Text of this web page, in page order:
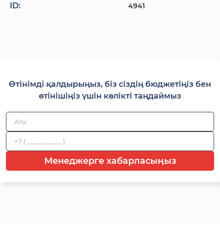
ID: 4941
Өтінімді қалдырыңыз, біз сіздің бюджетіңіз бен
өтінішіңіз үшін көлікті таңдаймыз
Менеджерге хабарласыңыз